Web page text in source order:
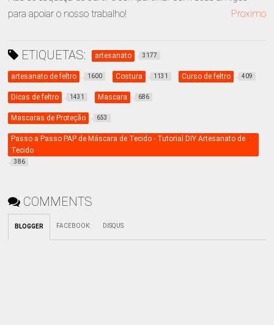
para apoiar o nosso trabalho!
Proximo
ETIQUETAS: artesanato 3177
artesanato de feltro 1600 Costura 1131 Curso de feltro 409
Dicas de feltro 1431 Mascara 686
Mascaras de Proteção 653
Passo a Passo PAP de Máscara de Tecido - Tutorial DIY Artesanato de
Tecido
386
COMMENTS
BLOGGER FACEBOOK: DISQUS